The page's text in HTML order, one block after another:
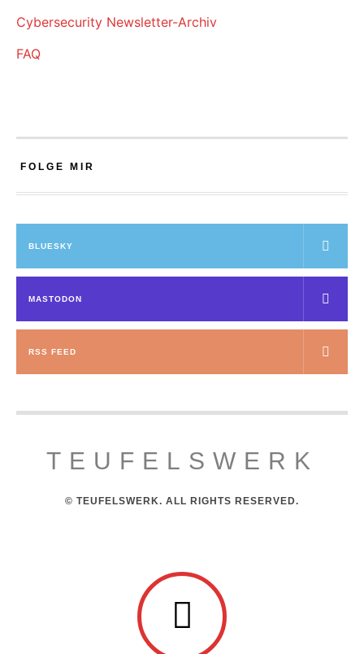
Cybersecurity Newsletter-Archiv
FAQ
FOLGE MIR
BLUESKY
MASTODON
RSS FEED
TEUFELSWERK
© TEUFELSWERK. ALL RIGHTS RESERVED.